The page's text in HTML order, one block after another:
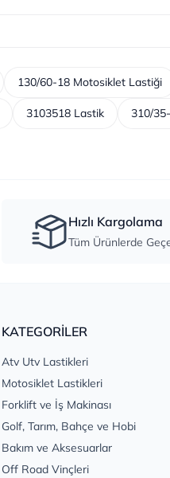
130/60-18 Motosiklet Lastiği
3103518 Lastik 310/
Hızlı Kargolama
Tüm Ürünlerde
KATEGORİLER
Atv Utv Lastikleri
Motosiklet Lastikleri
Forklift ve İş Makinası
Golf, Tarım, Bahçe ve Hobi
Bakım ve Aksesuarlar
Off Road Vinçleri